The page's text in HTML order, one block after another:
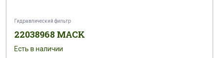
Гидравлический фильтр
22038968 MACK
Есть в наличии